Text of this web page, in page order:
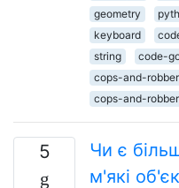
geometry
keyboard
string
code-
cops-and-
cops-and-
5
Чи є
м'які